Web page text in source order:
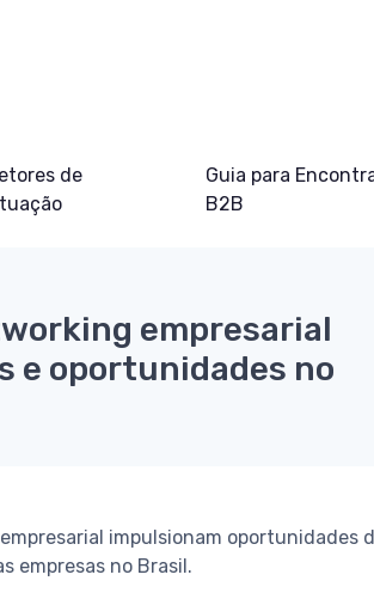
de
Guia para
B2B
empresarial
e oportunidades no
impulsionam oportunidades
empresas no Brasil.